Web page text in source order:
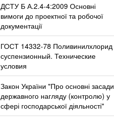
ДСТУ Б А.2.4-4:2009 Основні
вимоги до проектної та робочої
документації
ГОСТ 14332-78 Поливинилхлорид
суспензионный. Технические
условия
Закон України "Про основні засади
державного нагляду (контролю) у
сфері господарської діяльності"